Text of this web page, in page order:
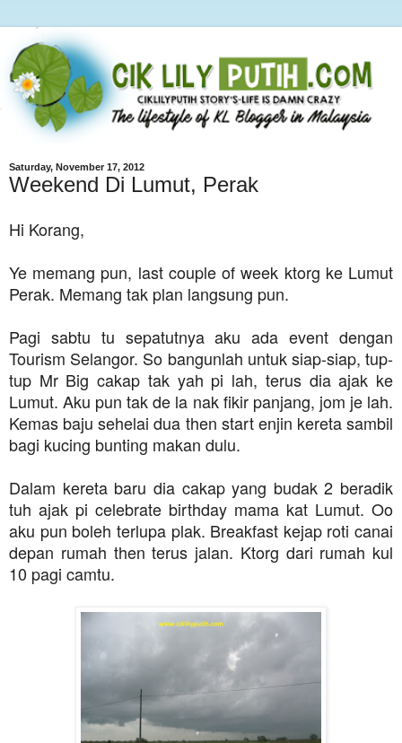
Saturday, November 17, 2012
Weekend Di Lumut, Perak
Hi Korang,
Ye memang pun, last couple of week ktorg ke Lumut
Perak. Memang tak plan langsung pun.
Pagi sabtu tu sepatutnya aku ada event dengan
Tourism Selangor. So bangunlah untuk siap-siap, tup-
tup Mr Big cakap tak yah pi lah, terus dia ajak ke
Lumut. Aku pun tak de la nak fikir panjang, jom je lah.
Kemas baju sehelai dua then start enjin kereta sambil
bagi kucing bunting makan dulu.
Dalam kereta baru dia cakap yang budak 2 beradik
tuh ajak pi celebrate birthday mama kat Lumut. Oo
aku pun boleh terlupa plak. Breakfast kejap roti canai
depan rumah then terus jalan. Ktorg dari rumah kul
10 pagi camtu.